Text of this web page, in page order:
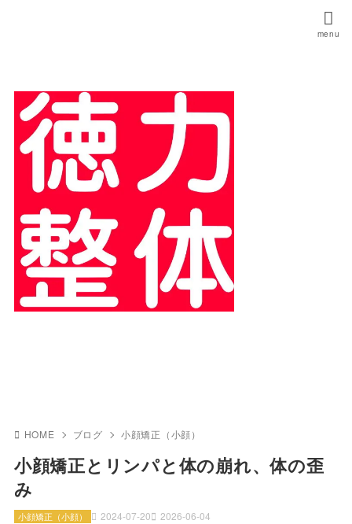
HOME ブログ 小顔矯正（小顔）
小顔矯正とリンパと体の崩れ、体の歪
み
2024-07-20 2026-06-04
小顔矯正（小顔）